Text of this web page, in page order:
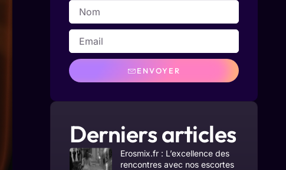
ENVOYER
Derniers articles
Erosmix.fr : L’excellence des
rencontres avec nos escortes